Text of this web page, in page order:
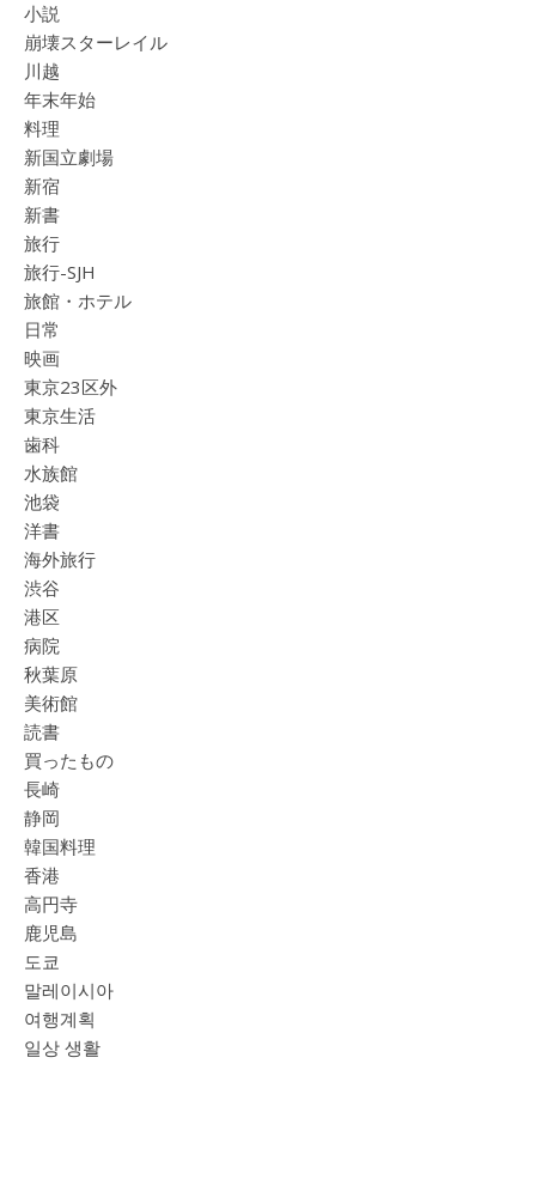
小説
崩壊スターレイル
川越
年末年始
料理
新国立劇場
新宿
新書
旅行
旅行-SJH
旅館・ホテル
日常
映画
東京23区外
東京生活
歯科
水族館
池袋
洋書
海外旅行
渋谷
港区
病院
秋葉原
美術館
読書
買ったもの
長崎
静岡
韓国料理
香港
高円寺
鹿児島
도쿄
말레이시아
여행계획
일상 생활